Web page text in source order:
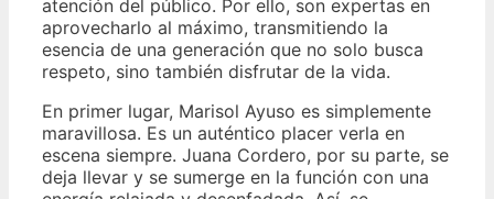
atención del público. Por ello, son expertas en
aprovecharlo al máximo, transmitiendo la
esencia de una generación que no solo busca
respeto, sino también disfrutar de la vida.
En primer lugar, Marisol Ayuso es simplemente
maravillosa. Es un auténtico placer verla en
escena siempre. Juana Cordero, por su parte, se
deja llevar y se sumerge en la función con una